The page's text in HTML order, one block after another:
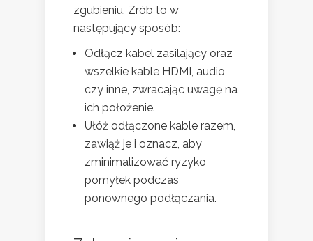
zgubieniu. Zrób to w
następujący sposób:
Odłącz kabel zasilający oraz
wszelkie kable HDMI, audio,
czy inne, zwracając uwagę na
ich położenie.
Ułóż odłączone kable razem,
zawiąż je i oznacz, aby
zminimalizować ryzyko
pomyłek podczas
ponownego podłączania.